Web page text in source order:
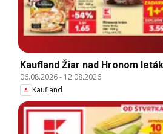
Kaufland Žiar nad Hronom leták
06.08.2026- 12.08.2026
Kaufland